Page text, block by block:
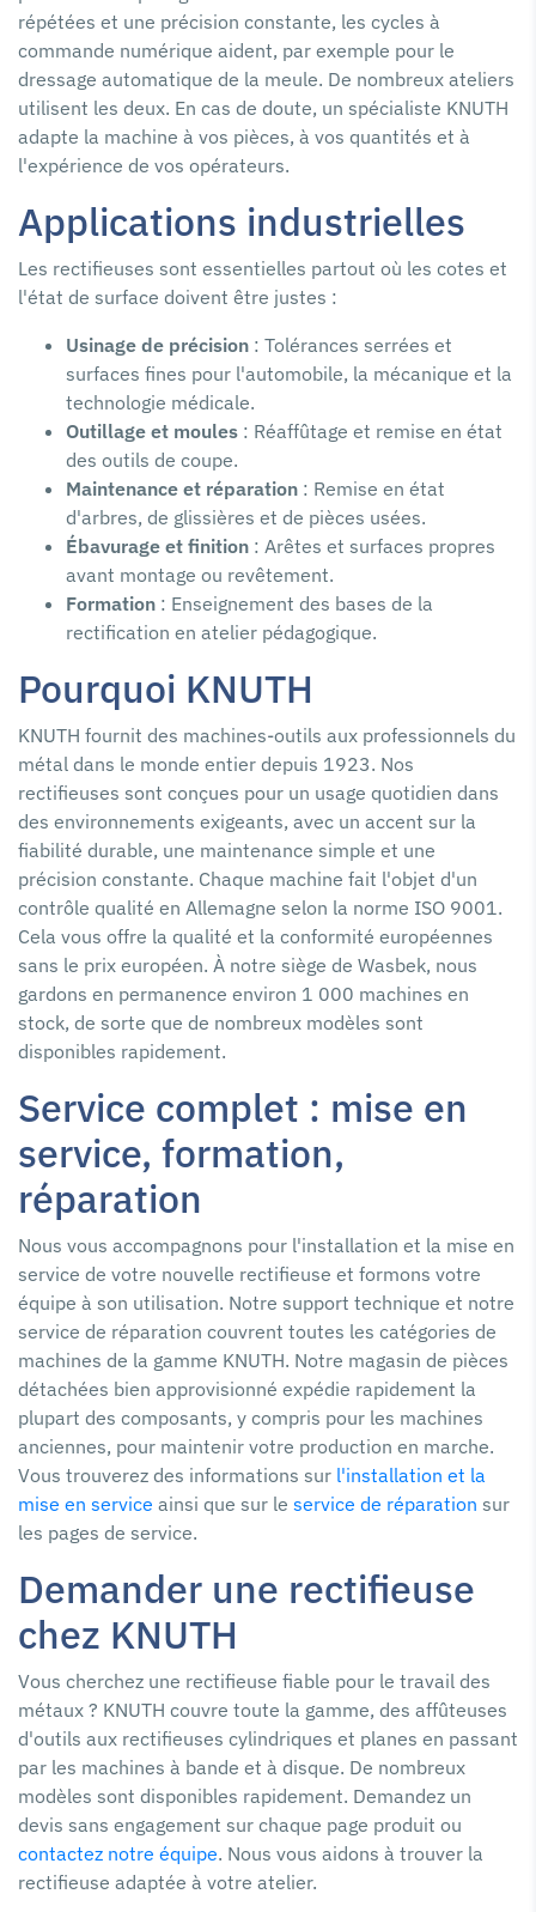
répétées et une précision constante, les cycles à
commande numérique aident, par exemple pour le
dressage automatique de la meule. De nombreux ateliers
utilisent les deux. En cas de doute, un spécialiste KNUTH
adapte la machine à vos pièces, à vos quantités et à
l'expérience de vos opérateurs.
Applications industrielles
Les rectifieuses sont essentielles partout où les cotes et
l'état de surface doivent être justes :
Usinage de précision : Tolérances serrées et
surfaces fines pour l'automobile, la mécanique et la
technologie médicale.
Outillage et moules : Réaffûtage et remise en état
des outils de coupe.
Maintenance et réparation : Remise en état
d'arbres, de glissières et de pièces usées.
Ébavurage et finition : Arêtes et surfaces propres
avant montage ou revêtement.
Formation : Enseignement des bases de la
rectification en atelier pédagogique.
Pourquoi KNUTH
KNUTH fournit des machines-outils aux professionnels du
métal dans le monde entier depuis 1923. Nos
rectifieuses sont conçues pour un usage quotidien dans
des environnements exigeants, avec un accent sur la
fiabilité durable, une maintenance simple et une
précision constante. Chaque machine fait l'objet d'un
contrôle qualité en Allemagne selon la norme ISO 9001.
Cela vous offre la qualité et la conformité européennes
sans le prix européen. À notre siège de Wasbek, nous
gardons en permanence environ 1 000 machines en
stock, de sorte que de nombreux modèles sont
disponibles rapidement.
Service complet : mise en
service, formation,
réparation
Nous vous accompagnons pour l'installation et la mise en
service de votre nouvelle rectifieuse et formons votre
équipe à son utilisation. Notre support technique et notre
service de réparation couvrent toutes les catégories de
machines de la gamme KNUTH. Notre magasin de pièces
détachées bien approvisionné expédie rapidement la
plupart des composants, y compris pour les machines
anciennes, pour maintenir votre production en marche.
Vous trouverez des informations sur l'installation et la
mise en service ainsi que sur le service de réparation sur
les pages de service.
Demander une rectifieuse
chez KNUTH
Vous cherchez une rectifieuse fiable pour le travail des
métaux ? KNUTH couvre toute la gamme, des affûteuses
d'outils aux rectifieuses cylindriques et planes en passant
par les machines à bande et à disque. De nombreux
modèles sont disponibles rapidement. Demandez un
devis sans engagement sur chaque page produit ou
contactez notre équipe. Nous vous aidons à trouver la
rectifieuse adaptée à votre atelier.